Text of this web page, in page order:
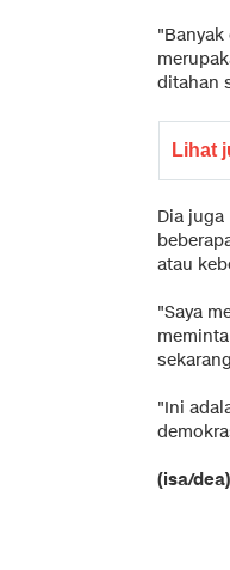
ditahan
Lihat
Dia
atau
"Saya
"Ini
(isa/dea)